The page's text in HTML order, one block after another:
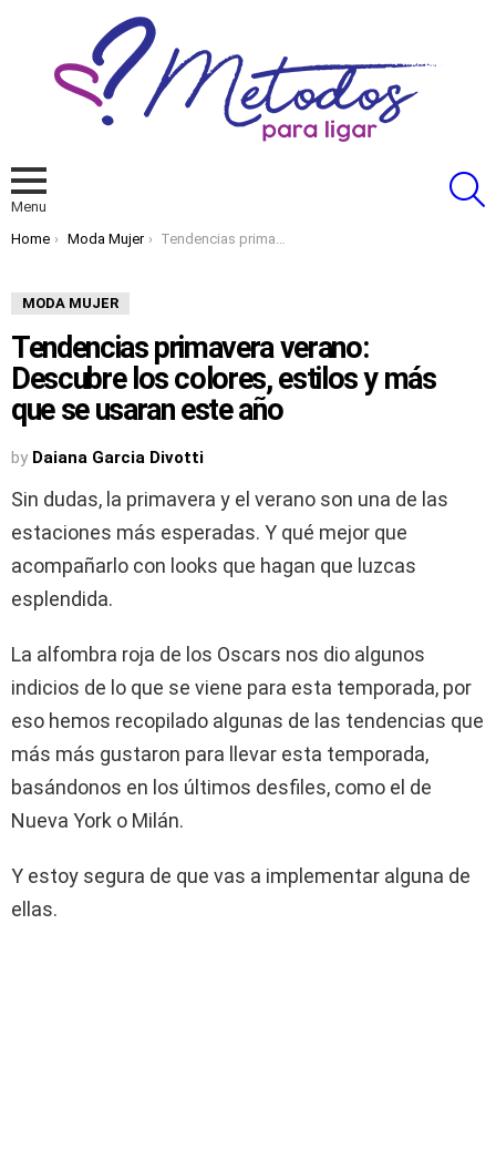
Menu
You are here:
Home Moda Mujer Tendencias primavera verano: Descubre los colores, estilos y más que se usaran este año
MODA MUJER
Tendencias primavera verano:
Descubre los colores, estilos y más
que se usaran este año
by Daiana Garcia Divotti
Sin dudas, la primavera y el verano son una de las
estaciones más esperadas. Y qué mejor que
acompañarlo con looks que hagan que luzcas
esplendida.
La alfombra roja de los Oscars nos dio algunos
indicios de lo que se viene para esta temporada, por
eso hemos recopilado algunas de las tendencias que
más más gustaron para llevar esta temporada,
basándonos en los últimos desfiles, como el de
Nueva York o Milán.
Y estoy segura de que vas a implementar alguna de
ellas.